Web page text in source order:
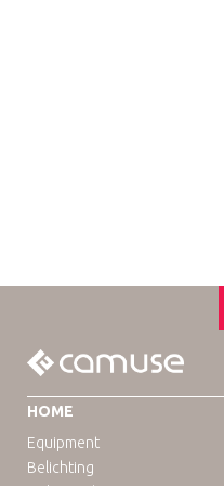
HOME
Equipment
Belichting